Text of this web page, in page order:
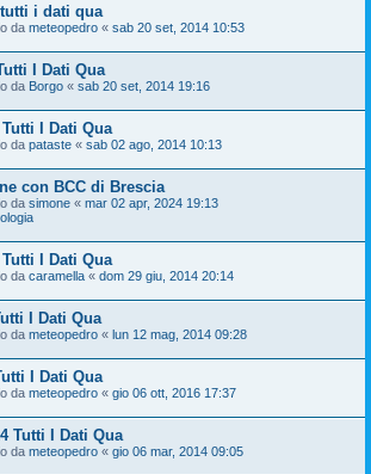
i dati qua
da meteopedro « sab 20 set, 2014 10:53
I Dati Qua
da Borgo « sab 20 set, 2014 19:16
I Dati Qua
da pataste « sab 02 ago, 2014 10:13
con BCC di Brescia
da simone « mar 02 apr, 2024 19:13
I Dati Qua
da caramella « dom 29 giu, 2014 20:14
I Dati Qua
da meteopedro « lun 12 mag, 2014 09:28
I Dati Qua
da meteopedro « gio 06 ott, 2016 17:37
Tutti I Dati Qua
da meteopedro « gio 06 mar, 2014 09:05